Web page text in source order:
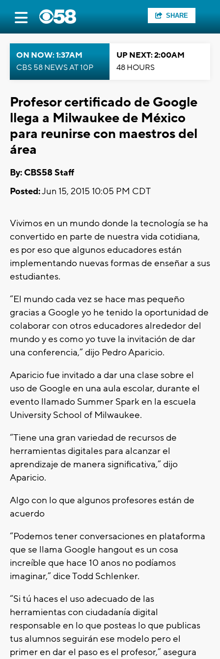
SHARE
ON NOW: 1:37AM
CBS 58 NEWS AT 10P
UP NEXT: 2:00AM
48 HOURS
Profesor certificado de Google
llega a Milwaukee de México
para reunirse con maestros del
área
By: CBS58 Staff
Posted:Jun 15, 2015 10:05 PM CDT
Vivimos en un mundo donde la tecnología se ha
convertido en parte de nuestra vida cotidiana,
es por eso que algunos educadores están
implementando nuevas formas de enseñar a sus
estudiantes.
“El mundo cada vez se hace mas pequeño
gracias a Google yo he tenido la oportunidad de
colaborar con otros educadores alrededor del
mundo y es como yo tuve la invitación de dar
una conferencia,” dijo Pedro Aparicio.
Aparicio fue invitado a dar una clase sobre el
uso de Google en una aula escolar, durante el
evento llamado Summer Spark en la escuela
University School of Milwaukee.
“Tiene una gran variedad de recursos de
herramientas digitales para alcanzar el
aprendizaje de manera significativa,” dijo
Aparicio.
Algo con lo que algunos profesores están de
acuerdo
“Podemos tener conversaciones en plataforma
que se llama Google hangout es un cosa
increíble que hace 10 anos no podíamos
imaginar,” dice Todd Schlenker.
“Si tú haces el uso adecuado de las
herramientas con ciudadanía digital
responsable en lo que posteas lo que publicas
tus alumnos seguirán ese modelo pero el
primer en dar el paso es el profesor,” asegura